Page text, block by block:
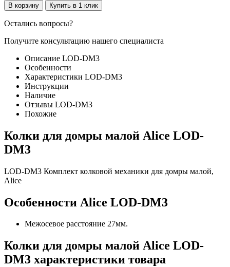
В корзину Купить в 1 клик
Остались вопросы?
Получите консультацию нашего специалиста
Описание LOD-DM3
Особенности
Характеристики LOD-DM3
Инструкции
Наличие
Отзывы LOD-DM3
Похожие
Колки для домры малой Alice LOD-
DM3
LOD-DM3 Комплект колковой механики для домры малой,
Alice
Особенности Alice LOD-DM3
Межосевое расстояние 27мм.
Колки для домры малой Alice LOD-
DM3 характеристики товара